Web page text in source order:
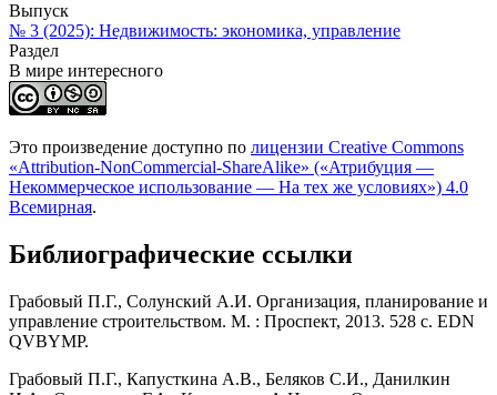
Выпуск
№ 3 (2025): Недвижимость: экономика, управление
Раздел
В мире интересного
Это произведение доступно по лицензии Creative Commons
«Attribution-NonCommercial-ShareAlike» («Атрибуция —
Некоммерческое использование — На тех же условиях») 4.0
Всемирная.
Библиографические ссылки
Грабовый П.Г., Солунский А.И. Организация, планирование и
управление строительством. М. : Проспект, 2013. 528 с. EDN
QVBYMP.
Грабовый П.Г., Капусткина А.В., Беляков С.И., Данилкин